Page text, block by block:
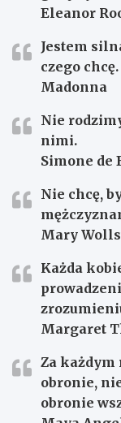
Eleanor
Jestem
czego chcę.
Madonna
Nie
nimi.
Simone de
Nie chcę,
Mary
Każda
Margaret
Za każdym
obronie,
obronie